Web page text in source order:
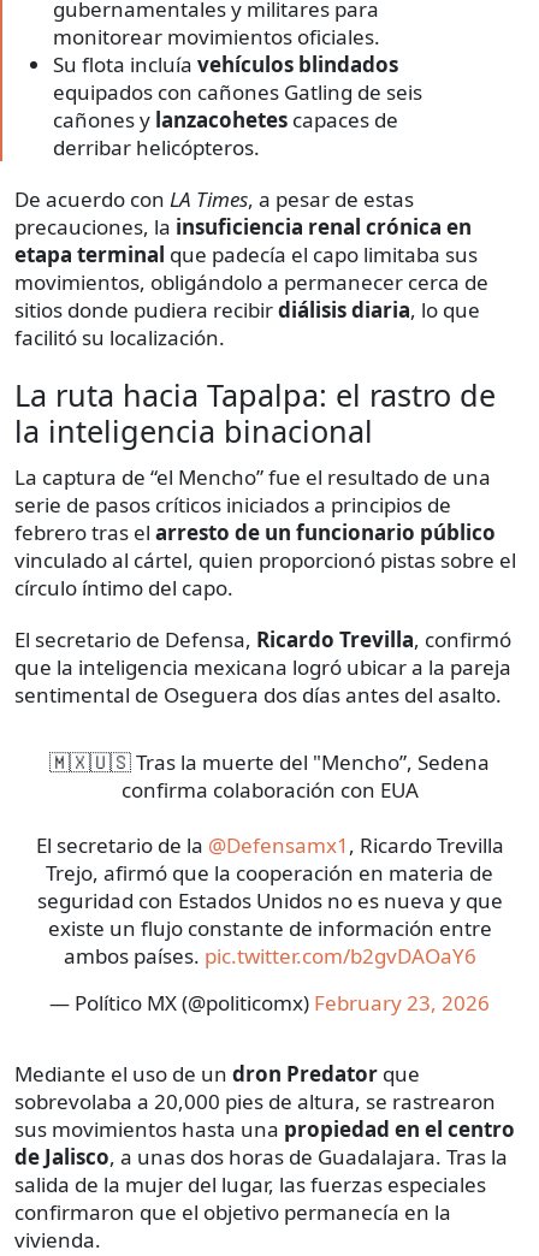
gubernamentales y militares para
monitorear movimientos oficiales.
Su flota incluía vehículos blindados
equipados con cañones Gatling de seis
cañones y lanzacohetes capaces de
derribar helicópteros.
De acuerdo con LA Times, a pesar de estas
precauciones, la insuficiencia renal crónica en
etapa terminal que padecía el capo limitaba sus
movimientos, obligándolo a permanecer cerca de
sitios donde pudiera recibirdiálisis diaria, lo que
facilitó su localización.
La ruta hacia Tapalpa: el rastro de
la inteligencia binacional
La captura de “el Mencho” fue el resultado de una
serie de pasos críticos iniciados a principios de
febrero tras el arresto de un funcionario público
vinculado al cártel, quien proporcionó pistas sobre el
círculo íntimo del capo.
El secretario de Defensa, Ricardo Trevilla, confirmó
que la inteligencia mexicana logró ubicar a la pareja
sentimental de Oseguera dos días antes del asalto.
🇲🇽🇺🇸 Tras la muerte del "Mencho”, Sedena
confirma colaboración con EUA
El secretario de la @Defensamx1 , Ricardo Trevilla
Trejo, afirmó que la cooperación en materia de
seguridad con Estados Unidos no es nueva y que
existe un flujo constante de información entre
ambos países. pic.twitter.com/b2gvDAOaY6
— Político MX (@politicomx) February 23, 2026
Mediante el uso de un dron Predator que
sobrevolaba a 20,000 pies de altura, se rastrearon
sus movimientos hasta una propiedad en el centro
de Jalisco, a unas dos horas de Guadalajara. Tras la
salida de la mujer del lugar, las fuerzas especiales
confirmaron que el objetivo permanecía en la
vivienda.